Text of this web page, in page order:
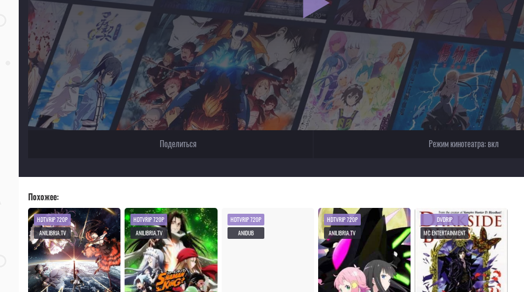
Поделиться Режим кинотеатра:вкл
Похожее:
HDTVRIP 720P
ANILIBRIA.TV
HDTVRIP 720P
ANILIBRIA.TV
HDTVRIP 720P
ANIDUB
HDTVRIP 720P
ANILIBRIA.TV
DVDRIP
MC ENTERTAINMENT